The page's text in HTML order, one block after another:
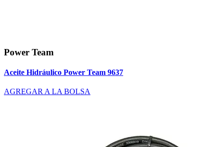
Power Team
Aceite Hidráulico Power Team 9637
AGREGAR A LA BOLSA